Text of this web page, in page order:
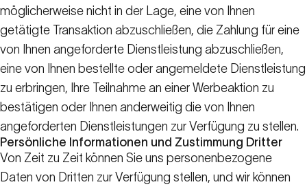
möglicherweise nicht in der Lage, eine von Ihnen
getätigte Transaktion abzuschließen, die Zahlung für eine
von Ihnen angeforderte Dienstleistung abzuschließen,
eine von Ihnen bestellte oder angemeldete Dienstleistung
zu erbringen, Ihre Teilnahme an einer Werbeaktion zu
bestätigen oder Ihnen anderweitig die von Ihnen
angeforderten Dienstleistungen zur Verfügung zu stellen.
Persönliche Informationen und Zustimmung Dritter
Von Zeit zu Zeit können Sie uns personenbezogene
Daten von Dritten zur Verfügung stellen, und wir können